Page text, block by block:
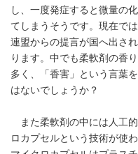
し、一度発症すると微量の
てしまうそうです。現在で
連盟からの提言が国へ出さ
ります。中でも柔軟剤の香
多く、「香害」という言葉
はないでしょうか？
また柔軟剤の中には人工
ロカプセルという技術が使